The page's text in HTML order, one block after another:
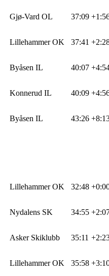
Gjø-Vard OL 37:09
Lillehammer OK 37:41
Byåsen IL 40:07
Konnerud IL 40:09
Byåsen IL 43:26
Lillehammer OK 32:48
Nydalens SK 34:55
Asker Skiklubb 35:11
Lillehammer OK 35:58